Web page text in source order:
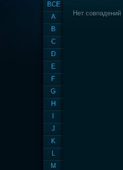
ВСЕ
A
B
C
D
E
F
G
H
J
K
L
M
Нет совпадений